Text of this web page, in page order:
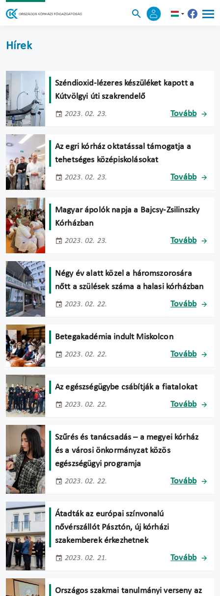
Hírek
Széndioxid-lézeres készüléket kapott a
Kútvölgyi úti szakrendelő
2023. 02. 23. Tovább
Az egri kórház oktatással támogatja a
tehetséges középiskolásokat
2023. 02. 23. Tovább
Magyar ápolók napja a Bajcsy-Zsilinszky
Kórházban
2023. 02. 23. Tovább
Négy év alatt közel a háromszorosára
nőtt a szülések száma a halasi kórházban
2023. 02. 22. Tovább
Betegakadémia indult Miskolcon
2023. 02. 22. Tovább
Az egészségügybe csábítják a fiatalokat
2023. 02. 22. Tovább
Szűrés és tanácsadás – a megyei kórház
és a városi önkormányzat közös
egészségügyi programja
2023. 02. 22. Tovább
Átadták az európai színvonalú
nővérszállót Pásztón, új kórházi
szakemberek érkezhetnek
2023. 02. 21. Tovább
Országos szakmai tanulmányi verseny az